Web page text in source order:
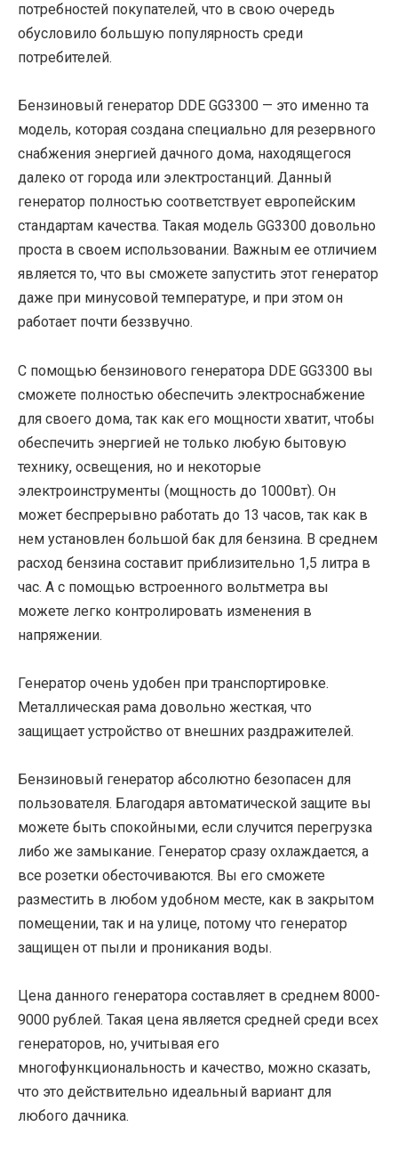
потребностей покупателей, что в свою очередь
обусловило большую популярность среди
потребителей.
Бензиновый генератор DDE GG3300 — это именно та
модель, которая создана специально для резервного
снабжения энергией дачного дома, находящегося
далеко от города или электростанций. Данный
генератор полностью соответствует европейским
стандартам качества. Такая модель GG3300 довольно
проста в своем использовании. Важным ее отличием
является то, что вы сможете запустить этот генератор
даже при минусовой температуре, и при этом он
работает почти беззвучно.
С помощью бензинового генератора DDE GG3300 вы
сможете полностью обеспечить электроснабжение
для своего дома, так как его мощности хватит, чтобы
обеспечить энергией не только любую бытовую
технику, освещения, но и некоторые
электроинструменты (мощность до 1000вт). Он
может беспрерывно работать до 13 часов, так как в
нем установлен большой бак для бензина. В среднем
расход бензина составит приблизительно 1,5 литра в
час. А с помощью встроенного вольтметра вы
можете легко контролировать изменения в
напряжении.
Генератор очень удобен при транспортировке.
Металлическая рама довольно жесткая, что
защищает устройство от внешних раздражителей.
Бензиновый генератор абсолютно безопасен для
пользователя. Благодаря автоматической защите вы
можете быть спокойными, если случится перегрузка
либо же замыкание. Генератор сразу охлаждается, а
все розетки обесточиваются. Вы его сможете
разместить в любом удобном месте, как в закрытом
помещении, так и на улице, потому что генератор
защищен от пыли и проникания воды.
Цена данного генератора составляет в среднем 8000-
9000 рублей. Такая цена является средней среди всех
генераторов, но, учитывая его
многофункциональность и качество, можно сказать,
что это действительно идеальный вариант для
любого дачника.